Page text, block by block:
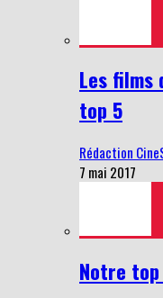
Les films
top 5
Rédaction
7 mai 2017
Notre